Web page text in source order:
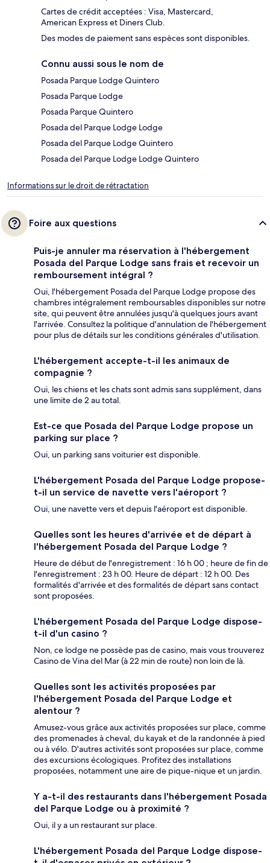
Cartes de crédit acceptées : Visa, Mastercard,
American Express et Diners Club.
Des modes de paiement sans espèces sont disponibles.
Connu aussi sous le nom de
Posada Parque Lodge Quintero
Posada Parque Lodge
Posada Parque Quintero
Posada del Parque Lodge Lodge
Posada del Parque Lodge Quintero
Posada del Parque Lodge Lodge Quintero
Informations sur le droit de rétractation
Foire aux questions
Puis-je annuler ma réservation à l'hébergement
Posada del Parque Lodge sans frais et recevoir un
remboursement intégral ?
Oui, l'hébergement Posada del Parque Lodge propose des
chambres intégralement remboursables disponibles sur notre
site, qui peuvent être annulées jusqu'à quelques jours avant
l'arrivée. Consultez la politique d'annulation de l'hébergement
pour plus de détails sur les conditions générales d'utilisation.
L'hébergement accepte-t-il les animaux de
compagnie ?
Oui, les chiens et les chats sont admis sans supplément, dans
une limite de 2 au total.
Est-ce que Posada del Parque Lodge propose un
parking sur place ?
Oui, un parking sans voiturier est disponible.
L'hébergement Posada del Parque Lodge propose-
t-il un service de navette vers l'aéroport ?
Oui, une navette vers et depuis l'aéroport est disponible.
Quelles sont les heures d'arrivée et de départ à
l'hébergement Posada del Parque Lodge ?
Heure de début de l'enregistrement : 16 h 00 ; heure de fin de
l'enregistrement : 23 h 00. Heure de départ : 12 h 00. Des
formalités d'arrivée et des formalités de départ sans contact
sont proposées.
L'hébergement Posada del Parque Lodge dispose-
t-il d'un casino ?
Non, ce lodge ne possède pas de casino, mais vous trouverez
Casino de Vina del Mar (à 22 min de route) non loin de là.
Quelles sont les activités proposées par
l'hébergement Posada del Parque Lodge et
alentour ?
Amusez-vous grâce aux activités proposées sur place, comme
des promenades à cheval, du kayak et de la randonnée à pied
ou à vélo. D'autres activités sont proposées sur place, comme
des excursions écologiques. Profitez des installations
proposées, notamment une aire de pique-nique et un jardin.
Y a-t-il des restaurants dans l'hébergement Posada
del Parque Lodge ou à proximité ?
Oui, il y a un restaurant sur place.
L'hébergement Posada del Parque Lodge dispose-